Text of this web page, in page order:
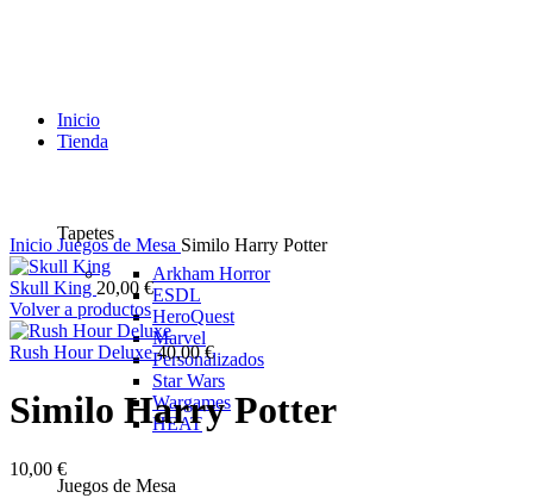
Inicio
Tienda
Tapetes
Arkham Horror
ESDL
HeroQuest
Marvel
Personalizados
Star Wars
Wargames
HEAT
Juegos de Mesa
Inicio Juegos de Mesa Similo Harry Potter
Skull King 20,00 €
Volver a productos
Rush Hour Deluxe40,00€
Similo Harry Potter
10,00 €